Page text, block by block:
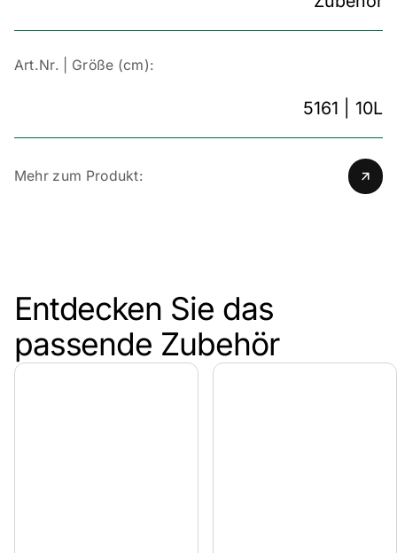
Art.Nr. | Größe (cm):
5161 | 10L
Mehr zum Produkt:
Entdecken Sie das
passende Zubehör